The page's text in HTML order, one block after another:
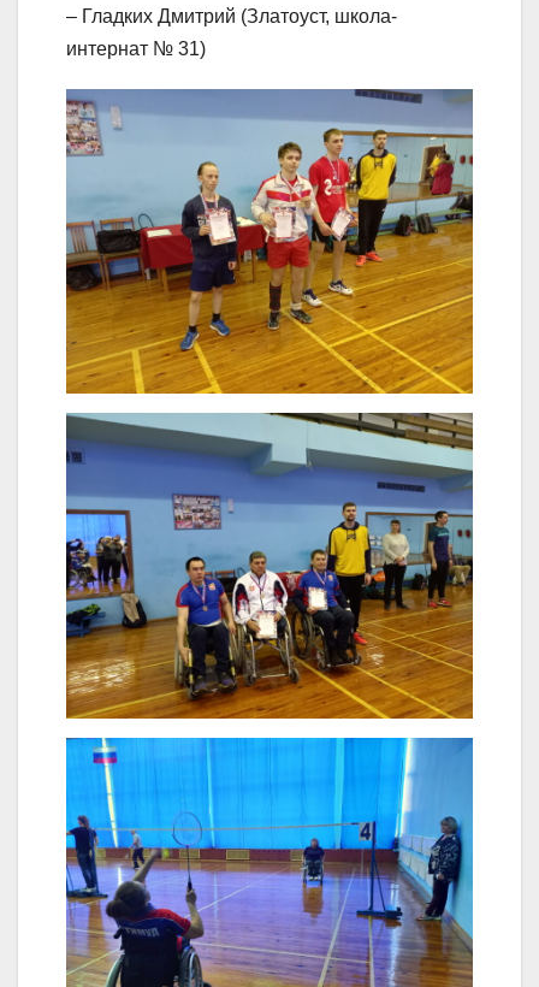
– Гладких Дмитрий (Златоуст, школа-
интернат № 31)